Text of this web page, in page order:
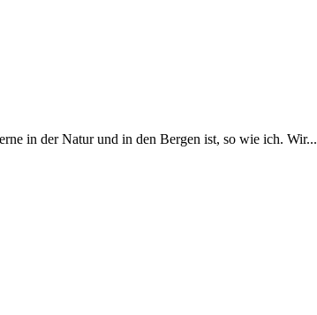
in der Natur und in den Bergen ist, so wie ich. Wir...